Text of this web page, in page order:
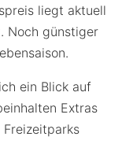
liegt aktuell
Noch günstiger
ein Blick auf
Extras